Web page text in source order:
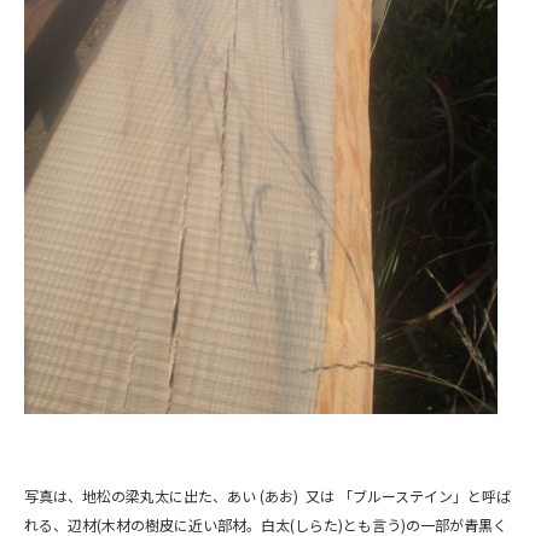
写真は、地松の梁丸太に出た、あい (あお) 又は 「ブルーステイン」と呼ば
れる、辺材(木材の樹皮に近い部材。白太(しらた)とも言う)の一部が青黒く